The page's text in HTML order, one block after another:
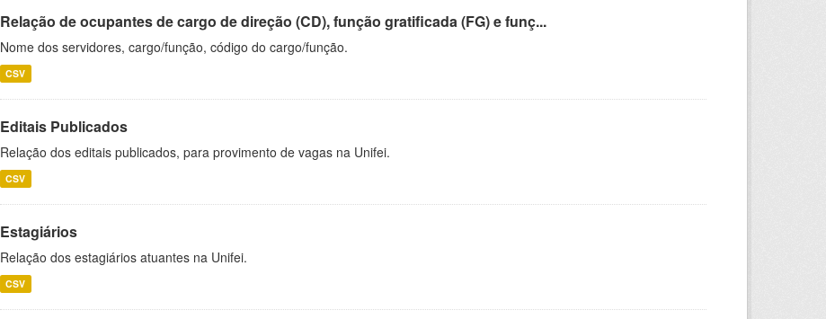
Relação de ocupantes de cargo de direção (CD), função gratificada (FG) e funç...
Nome dos servidores, cargo/função, código do cargo/função.
CSV
Editais Publicados
Relação dos editais publicados, para provimento de vagas na Unifei.
CSV
Estagiários
Relação dos estagiários atuantes na Unifei.
CSV